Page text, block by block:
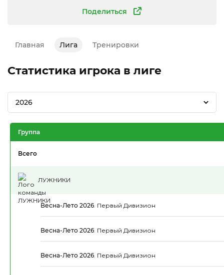
Поделиться
Главная Лига Тренировки
Статистика игрока в лиге
2026
Группа
Всего
ЛУЖНИКИ
Весна-Лето 2026. Первый Дивизион
Весна-Лето 2026. Первый Дивизион
Весна-Лето 2026. Первый Дивизион